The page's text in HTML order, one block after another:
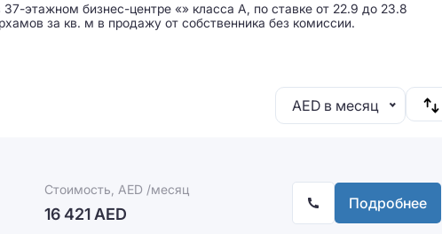
этажном бизнес-центре «» класса A, по ставке от 22.9 до 23.8
за кв. м в продажу от собственника без комиссии.
AED в месяц
Стоимость, AED /месяц
16 421 AED
Подробнее